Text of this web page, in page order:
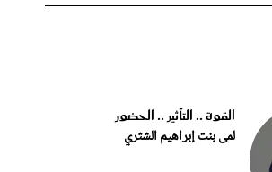
القوة .. التأثير .. الحضور
لمى بنت إبراهيم الشثري